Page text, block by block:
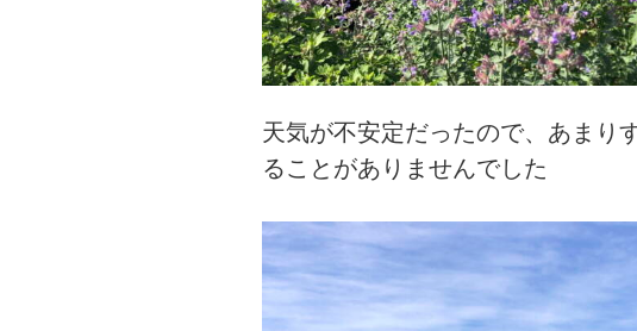
天気が不安定だったので、あまり
ることがありませんでした